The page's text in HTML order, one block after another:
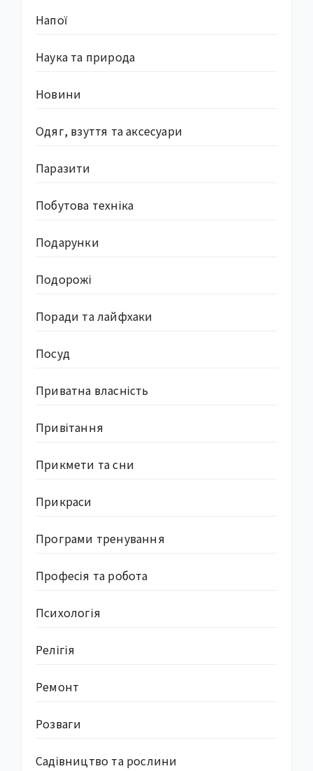
Напої
Наука та природа
Новини
Одяг, взуття та аксесуари
Паразити
Побутова техніка
Подарунки
Подорожі
Поради та лайфхаки
Посуд
Приватна власність
Привітання
Прикмети та сни
Прикраси
Програми тренування
Професія та робота
Психологія
Релігія
Ремонт
Розваги
Садівництво та рослини